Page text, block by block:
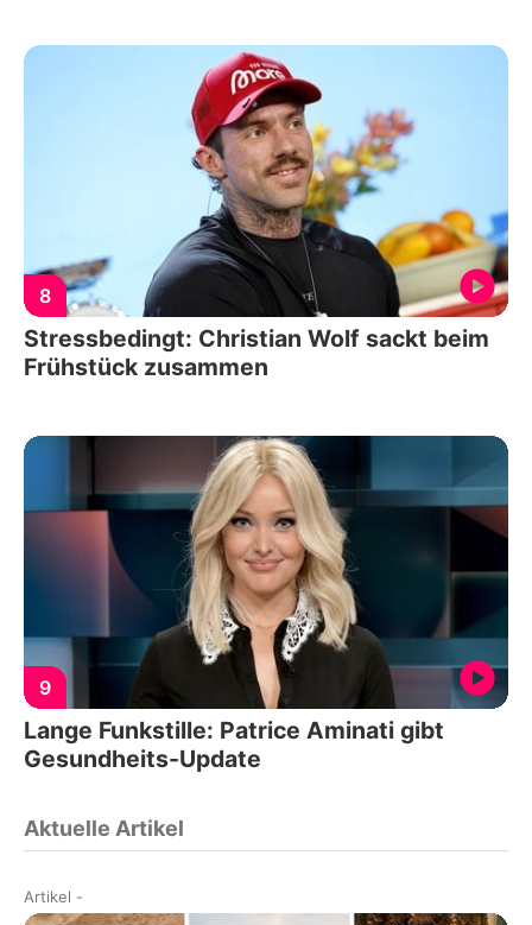
8
Stressbedingt: Christian Wolf sackt beim
Frühstück zusammen
9
Lange Funkstille: Patrice Aminati gibt
Gesundheits-Update
Aktuelle Artikel
Artikel -